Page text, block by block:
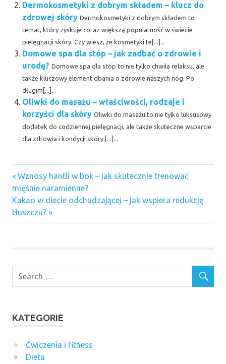
Dermokosmetyki z dobrym składem – klucz do
zdrowej skóry Dermokosmetyki z dobrym składem to
temat, który zyskuje coraz większą popularność w świecie
pielęgnacji skóry. Czy wiesz, że kosmetyki te[...]...
Domowe spa dla stóp – jak zadbać o zdrowie i
urodę? Domowe spa dla stóp to nie tylko chwila relaksu, ale
także kluczowy element dbania o zdrowie naszych nóg. Po
długim[...]...
Oliwki do masażu – właściwości, rodzaje i
korzyści dla skóry Oliwki do masażu to nie tylko luksusowy
dodatek do codziennej pielęgnacji, ale także skuteczne wsparcie
dla zdrowia i kondycji skóry.[...]...
Nawigacja
wpisu
Previous
Post:
Wznosy hantli w bok – jak skutecznie trenować
mięśnie naramienne?
Next
Post:
Kakao w diecie odchudzającej – jak wspiera redukcję
tłuszczu?
KATEGORIE
Ćwiczenia i fitness
Dieta